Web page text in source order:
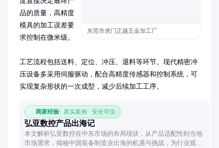
东莞市虎门正越五金加工厂
品的质量，高精度
模具的加工误差要
求控制在微米级。
工艺流程包括送料、定位、冲压、退料等环节。现代精密冲
压设备多采用伺服驱动，配合高精度传感器和控制系统，可
实现复杂形状的一次成型，减少后续加工工序。
商家经验 真实案例 · 安全可信
弘亚数控产品出海记
本文解析弘亚数控在中东市场的布局现状，从产品适配性到当地
市场需求，揭秘中国装备制造业出海的机遇与挑战，为行业观察